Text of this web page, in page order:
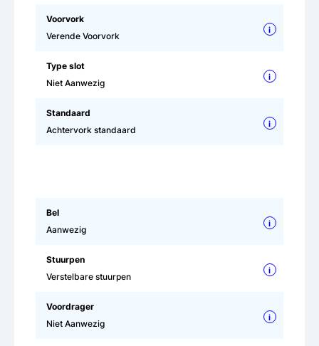
Voorvork
Verende Voorvork
i
Type slot
Niet Aanwezig
i
Standaard
Achtervork standaard
i
Bel
Aanwezig
i
Stuurpen
Verstelbare stuurpen
i
Voordrager
Niet Aanwezig
i